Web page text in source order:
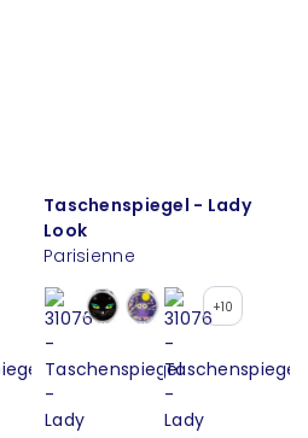
Taschenspiegel - Lady
Look
Parisienne
+10